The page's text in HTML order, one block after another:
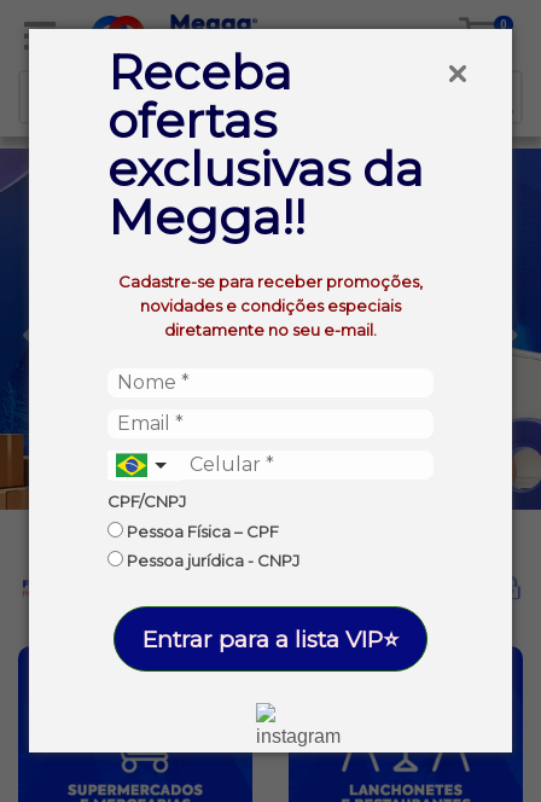
Receba
ofertas
exclusivas da
Megga!!
Cadastre-se para receber promoções,
novidades e condições especiais
diretamente no seu e-mail.
CPF/CNPJ
Pessoa Física – CPF
Pessoa jurídica - CNPJ
Entrar para a lista VIP⭐
0